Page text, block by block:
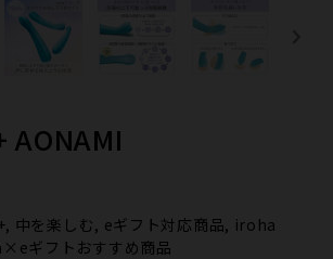
AONAMI
を楽しむ, eギフト対応商品, iroha
ギフトおすすめ商品